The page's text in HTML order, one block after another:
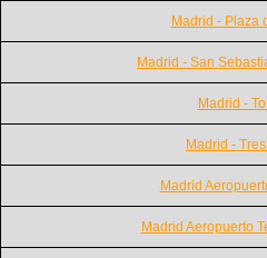
Madrid - Plaza
Madrid - San
Madrid -
Madrid -
Madrid
Madrid Aeropuerto